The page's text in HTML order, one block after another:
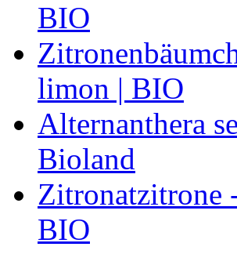
BIO
limon | BIO
Alternanthera
Bioland
Zitronatzitrone
BIO